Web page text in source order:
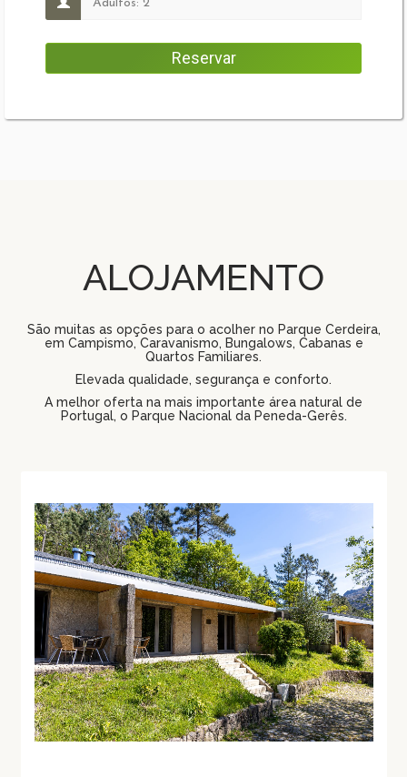
ALOJAMENTO
São muitas as opções para o acolher no Parque Cerdeira,
em Campismo, Caravanismo, Bungalows, Cabanas e
Quartos Familiares.
Elevada qualidade, segurança e conforto.
A melhor oferta na mais importante área natural de
Portugal, o Parque Nacional da Peneda-Gerês.